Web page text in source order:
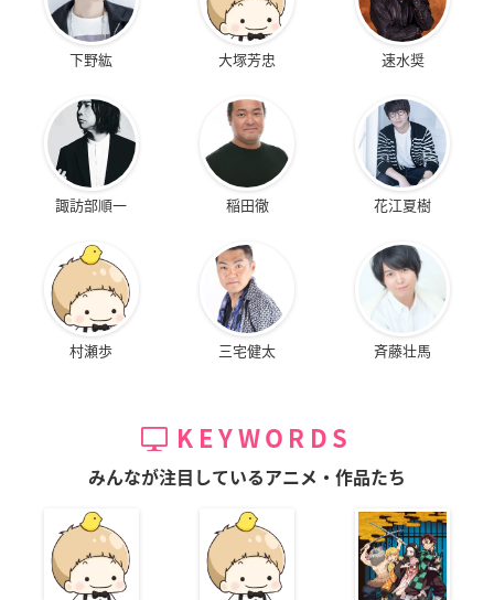
下野紘 大塚芳忠 速水奨
諏訪部順一 稲田徹 花江夏樹
村瀬歩 三宅健太 斉藤壮馬
KEYWORDS
みんなが注目しているアニメ・作品たち